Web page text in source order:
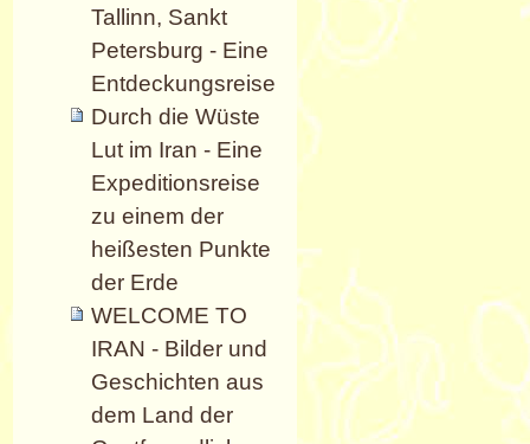
Tallinn, Sankt
Petersburg - Eine
Entdeckungsreise
Durch die Wüste
Lut im Iran - Eine
Expeditionsreise
zu einem der
heißesten Punkte
der Erde
WELCOME TO
IRAN - Bilder und
Geschichten aus
dem Land der